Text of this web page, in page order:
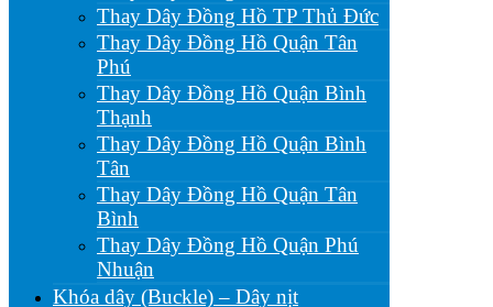
Thay Dây Đồng Hồ TP Thủ Đức
Thay Dây Đồng Hồ Quận Tân
Phú
Thay Dây Đồng Hồ Quận Bình
Thạnh
Thay Dây Đồng Hồ Quận Bình
Tân
Thay Dây Đồng Hồ Quận Tân
Bình
Thay Dây Đồng Hồ Quận Phú
Nhuận
Khóa dây (Buckle) – Dây nịt